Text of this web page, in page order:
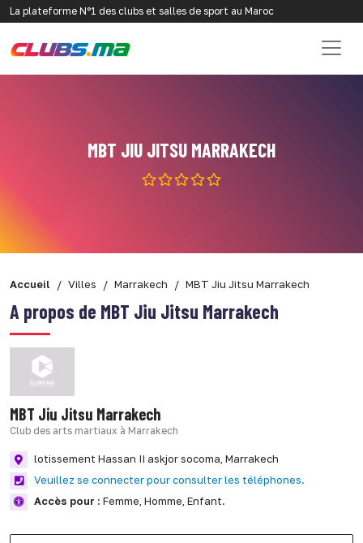
La plateforme N°1 des clubs et salles de sport au Maroc
MBT JIU JITSU MARRAKECH
Accueil Villes Marrakech MBT Jiu Jitsu Marrakech
A propos de MBT Jiu Jitsu Marrakech
MBT Jiu Jitsu Marrakech
Club des arts martiaux à Marrakech
lotissement Hassan II askjor socoma, Marrakech
Veuillez se connecter pour consulter les téléphones.
Accès pour : Femme, Homme, Enfant.